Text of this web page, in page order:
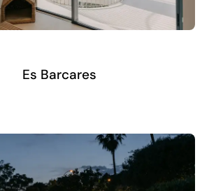
Es Barcares